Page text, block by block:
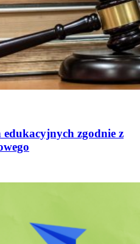
zgodnie z